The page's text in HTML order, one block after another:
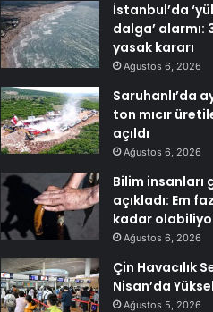
İstanbul’da
dalga’ alarmı:
yasak kararı
Ağustos 6, 2026
Saruhanlı’da
ton mıcır
açıldı
Ağustos 6, 2026
Bilim insanları
açıkladı: Em
kadar
Ağustos 6, 2026
Çin Havacılık
Nisan’da
Ağustos 5, 2026